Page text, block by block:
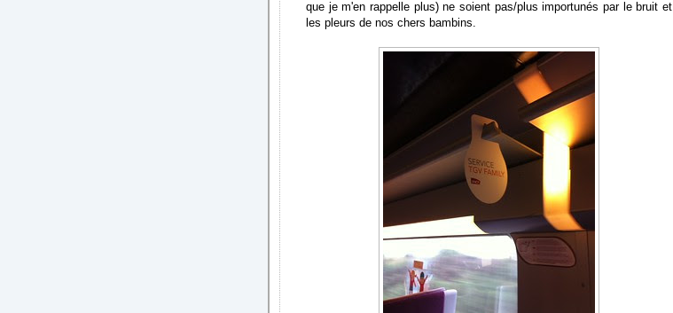
que je m'en rappelle plus) ne soient pas/plus importunés par le bruit et
les pleurs de nos chers bambins.